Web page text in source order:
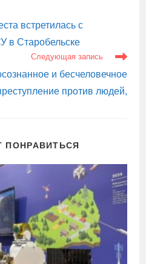
встретилась с
в Старобельске
Следующая запись
и бесчеловечное
против людей,
ПОНРАВИТЬСЯ